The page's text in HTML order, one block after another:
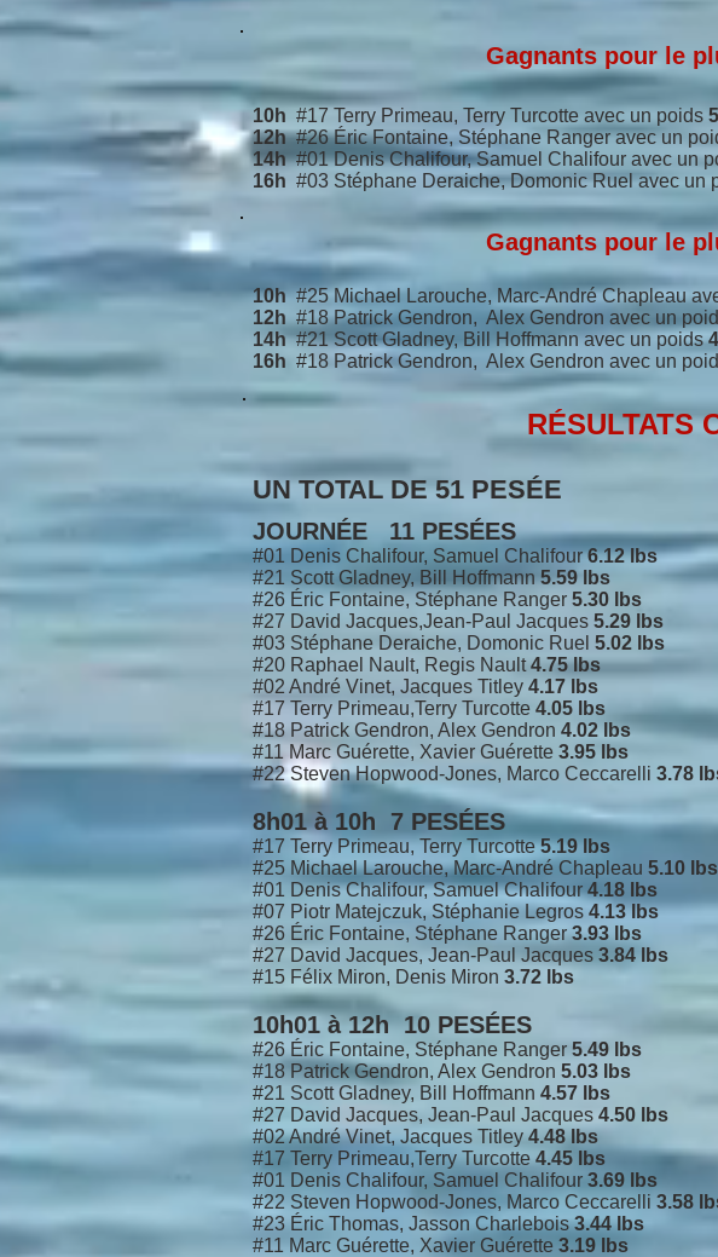
Gagnants pour le
10h #17 Terry Primeau, Terry Turcotte avec un poids
12h#26Éric Fontaine, Stéphane Rangeravec un
14h#01Denis Chalifour, Samuel Chalifour avec un
16h #03 Stéphane Deraiche, Domonic Ruel avec un
Gagnants pour le
10h#25 Michael Larouche, Marc-André Chapleau
12h #18 Patrick Gendron, Alex Gendron avec un
14h#21 Scott Gladney, Bill Hoffmann avec un poids
16h #18 Patrick Gendron, Alex Gendron avec un
RÉSULTATS
UN TOTAL DE 51 PESÉE
JOURNÉE 11 PESÉES
#01 Denis Chalifour, Samuel Chalifour6.12 lbs
#21 Scott Gladney, Bill Hoffmann 5.59 lbs
#26 Éric Fontaine, Stéphane Ranger 5.30 lbs
#27 David Jacques,Jean-Paul Jacques 5.29 lbs
#03 Stéphane Deraiche, Domonic Ruel 5.02 lbs
#20 Raphael Nault, Regis Nault4.75 lbs
#02 André Vinet, Jacques Titley 4.17 lbs
#17 Terry Primeau,Terry Turcotte 4.05 lbs
#18 Patrick Gendron, Alex Gendron 4.02 lbs
#11 Marc Guérette, Xavier Guérette 3.95 lbs
#22 Steven Hopwood-Jones, Marco Ceccarelli 3.78
8h01 à 10h 7 PESÉES
#17 Terry Primeau, Terry Turcotte5.19 lbs
#25 Michael Larouche, Marc-André Chapleau 5.10 lbs
#01 Denis Chalifour, Samuel Chalifour4.18 lbs
#07 Piotr Matejczuk, Stéphanie Legros 4.13 lbs
#26 Éric Fontaine, Stéphane Ranger3.93 lbs
#27 David Jacques, Jean-Paul Jacques 3.84 lbs
#15 Félix Miron, Denis Miron 3.72 lbs
10h01 à 12h 10 PESÉES
#26 Éric Fontaine, Stéphane Ranger 5.49 lbs
#18 Patrick Gendron, Alex Gendron 5.03 lbs
#21 Scott Gladney, Bill Hoffmann 4.57 lbs
#27 David Jacques, Jean-Paul Jacques 4.50 lbs
#02 André Vinet, Jacques Titley4.48 lbs
#17 Terry Primeau,Terry Turcotte 4.45 lbs
#01 Denis Chalifour, Samuel Chalifour 3.69 lbs
#22 Steven Hopwood-Jones, Marco Ceccarelli 3.58
#23 Éric Thomas, Jasson Charlebois3.44 lbs
#11 Marc Guérette, Xavier Guérette 3.19 lbs